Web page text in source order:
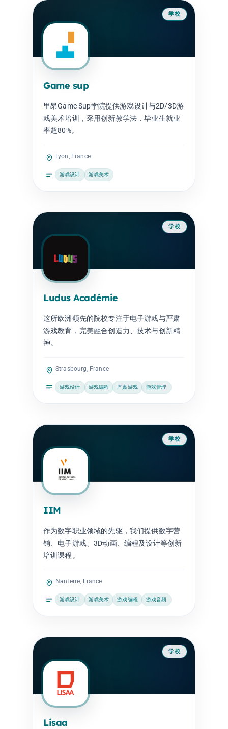
学校
Game sup
里昂Game Sup学院提供游戏设计与2D/3D游
戏美术培训，采用创新教学法，毕业生就业
率超80%。
Lyon, France
游戏设计 游戏美术
学校
Ludus Académie
这所欧洲领先的院校专注于电子游戏与严肃
游戏教育，完美融合创造力、技术与创新精
神。
Strasbourg, France
游戏设计 游戏编程 严肃游戏 游戏管理
学校
IIM
作为数字职业领域的先驱，我们提供数字营
销、电子游戏、3D动画、编程及设计等创新
培训课程。
Nanterre, France
游戏设计 游戏美术 游戏编程 游戏音频
学校
Lisaa